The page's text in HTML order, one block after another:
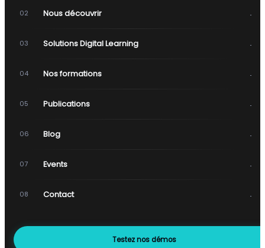
02 Nous découvrir →
03 Solutions Digital Learning →
04 Nos formations →
05 Publications →
06 Blog →
07 Events →
08 Contact →
Testez nos démos